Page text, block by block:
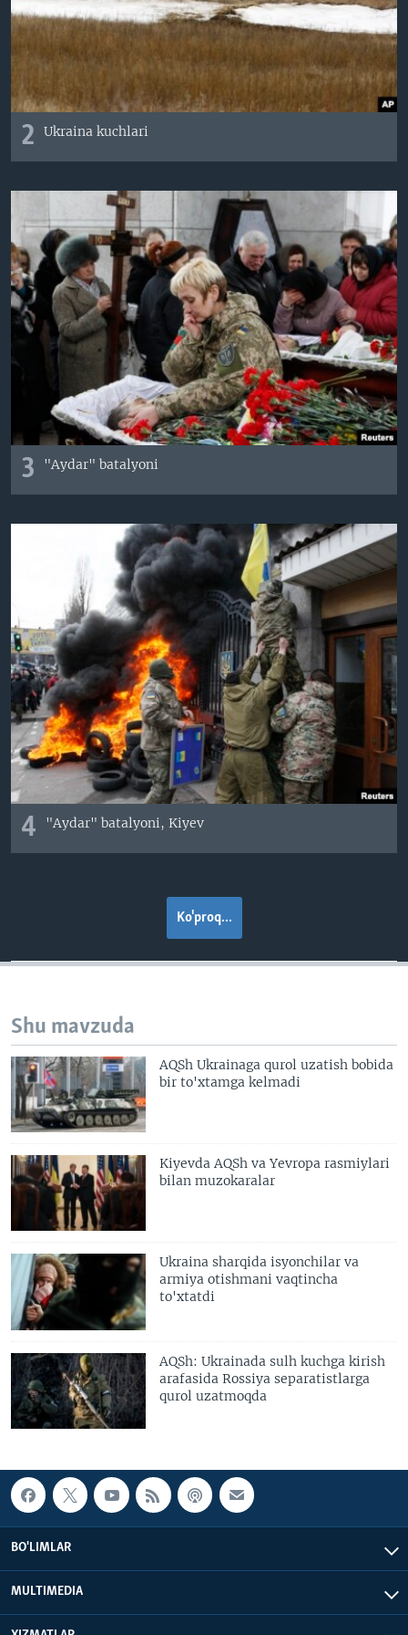
2 Ukraina kuchlari
3 "Aydar" batalyoni
4 "Aydar" batalyoni, Kiyev
Ko'proq...
Shu mavzuda
AQSh Ukrainaga qurol uzatish bobida
bir to'xtamga kelmadi
Kiyevda AQSh va Yevropa rasmiylari
bilan muzokaralar
Ukraina sharqida isyonchilar va
armiya otishmani vaqtincha
to'xtatdi
AQSh: Ukrainada sulh kuchga kirish
arafasida Rossiya separatistlarga
qurol uzatmoqda
BO'LIMLAR
MULTIMEDIA